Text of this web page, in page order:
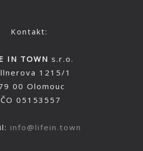
Kontakt:
IN TOWN s.r.o.
1215/1
00 Olomouc
05153557
info@lifein.town